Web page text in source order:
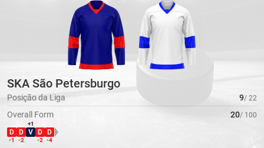
SKA São Petersburgo
Posição da Liga 9/ 22
Overall Form 20/ 100
D
-1
D
-2
+1
V D
-2
D
-4Direção WDL